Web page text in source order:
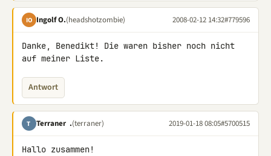
IO Ingolf O.(headshotzombie) 2008-02-12 14:32#779596
Danke, Benedikt! Die waren bisher noch nicht
auf meiner Liste.
Antwort
T Terraner .(terraner) 2019-01-18 08:05#5700515
Hallo zusammen!